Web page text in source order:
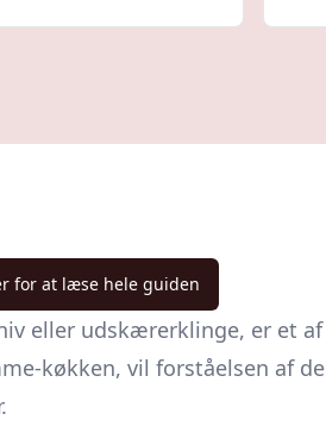
for at læse hele guiden
eller udskærerklinge, er et
køkken, vil forståelsen af